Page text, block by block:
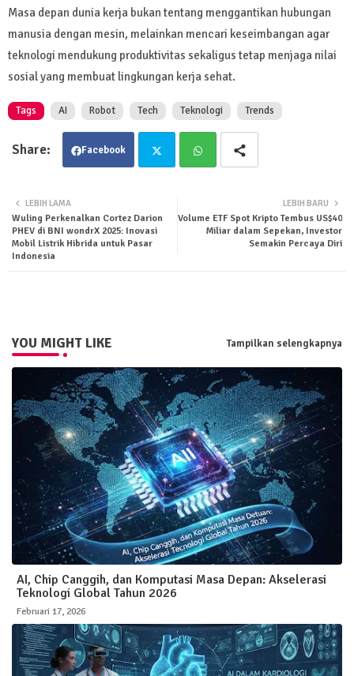
Masa depan dunia kerja bukan tentang menggantikan hubungan
manusia dengan mesin, melainkan mencari keseimbangan agar
teknologi mendukung produktivitas sekaligus tetap menjaga nilai
sosial yang membuat lingkungan kerja sehat.
Tags AI Robot Tech Teknologi Trends
Facebook
ter tsa
LEBIH BARU
Volume ETF Spot Kripto Tembus US$40
Miliar dalam Sepekan, Investor
Semakin Percaya Diri
LEBIH LAMA
Wuling Perkenalkan Cortez Darion
PHEV di BNI wondrX 2025: Inovasi
Mobil Listrik Hibrida untuk Pasar
Indonesia
YOU MIGHT LIKE Tampilkan selengkapnya
AI, Chip Canggih, dan Komputasi Masa Depan: Akselerasi
Teknologi Global Tahun 2026
Februari 17, 2026